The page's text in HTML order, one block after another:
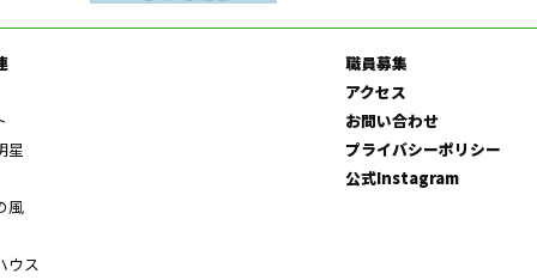
星
風
ウス
職員募集
アクセス
お問い合わせ
プライバシーポリシー
公式Instagram